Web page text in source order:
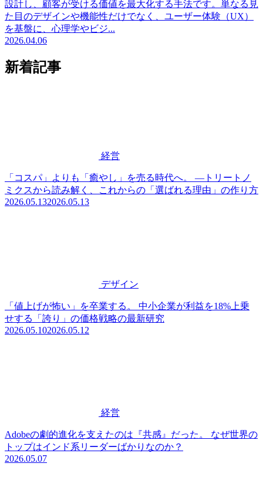
設計し、顧客が受ける価値を最大化する手法です。単なる見
た目のデザインや機能性だけでなく、ユーザー体験（UX）
を基盤に、心理学やビジ...
2026.04.06
新着記事
経営
「コスパ」よりも「癒やし」を売る時代へ。 —トリートノ
ミクスから読み解く、これからの「選ばれる理由」の作り方
2026.05.132026.05.13
デザイン
「値上げが怖い」を卒業する。 中小企業が利益を18%上乗
せする「誇り」の価格戦略の最新研究
2026.05.102026.05.12
経営
Adobeの劇的進化を支えたのは『共感』だった。 なぜ世界の
トップはインド系リーダーばかりなのか？
2026.05.07